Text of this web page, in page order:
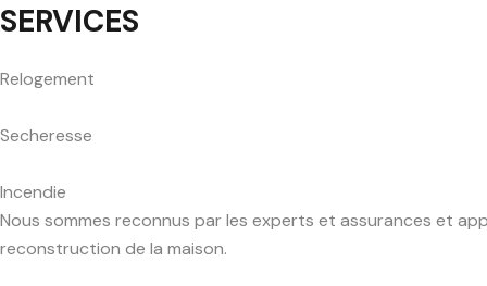
SERVICES
Relogement
Secheresse
Incendie
Nous sommes reconnus par les experts et assurances et
reconstruction de la maison.